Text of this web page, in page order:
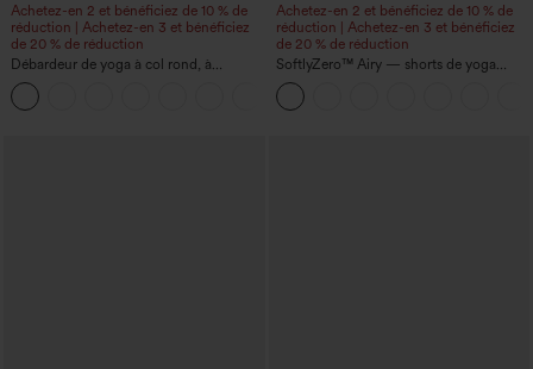
Achetez-en 2 et bénéficiez de 10 % de
réduction | Achetez-en 3 et bénéficiez
de 20 % de réduction
Débardeur de yoga à col rond, à
fronces, effet rafraîchissant - UPF50+
Achetez-en 2 et bénéficiez de 10 % de
réduction | Achetez-en 3 et bénéficiez
de 20 % de réduction
SoftlyZero™ Airy — shorts de yoga
super taille haute 2-en-1 InstantCool
avec poches